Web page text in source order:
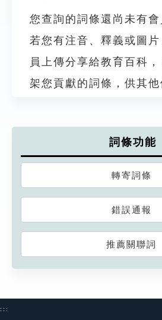
您查詢的詞條還尚未有會
若您有注音、釋義或圖
員上傳分享給教育百科
架您貢獻的詞條，供其他
詞條功能
轉寄詞條
錯誤通報
推薦關聯詞
:::